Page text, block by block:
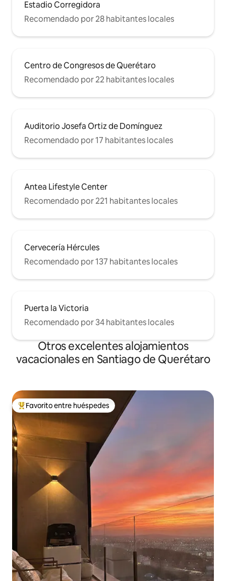
Estadio Corregidora
Recomendado por 28 habitantes locales
Centro de Congresos de Querétaro
Recomendado por 22 habitantes locales
Auditorio Josefa Ortiz de Domínguez
Recomendado por 17 habitantes locales
Antea Lifestyle Center
Recomendado por 221 habitantes locales
Cervecería Hércules
Recomendado por 137 habitantes locales
Puerta la Victoria
Recomendado por 34 habitantes locales
Otros excelentes alojamientos
vacacionales en Santiago de Querétaro
De los mejores en Favorito entre huéspedes
Favorito entre huéspedes